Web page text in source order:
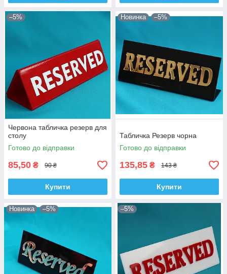
–5%
Червона табличка резерв для
столу
Готово до відправки
85,50 ₴ 90 ₴
Купити
Новинка –5%
Табличка Резерв чорна
Готово до відправки
135,85 ₴ 143 ₴
Купити
Новинка –5% –5%